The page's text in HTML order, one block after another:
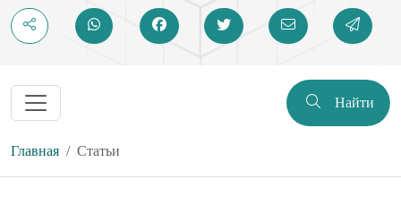
Найти
Главная Статьи